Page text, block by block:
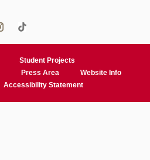
Student Projects
Press Area
Website Info
Accessibility Statement